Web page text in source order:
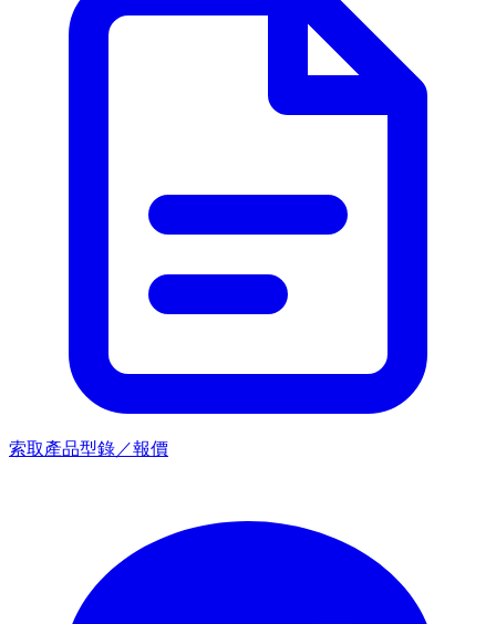
索取產品型錄／報價